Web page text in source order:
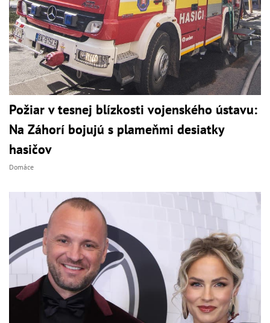
Požiar v tesnej blízkosti vojenského ústavu:
Na Záhorí bojujú s plameňmi desiatky
hasičov
Domáce